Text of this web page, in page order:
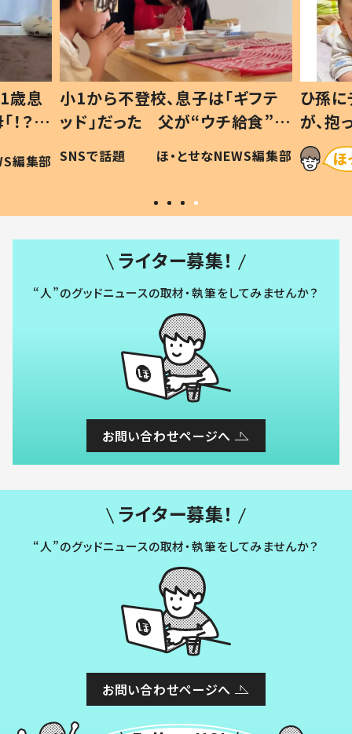
歳息
？」
編集部
小1から不登校、息子は「ギフテ
ッド」だった 父が“ウチ給食”を
作り続ける理由とは #令和の親
#令和の子
SNSで話題 ほ・とせなNEWS編集部
ひ孫
が、
「涙が
い」
ライター募集！
“人”のグッドニュースの取材・執筆をしてみませんか？
お問い合わせページへ
ライター募集！
“人”のグッドニュースの取材・執筆をしてみませんか？
お問い合わせページへ